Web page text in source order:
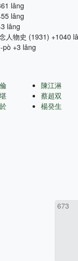
lâng
lâng
lâng
人物史 (1931) +1040
pò +3 lâng
陳江淋
蔡超双
楊癸生
673